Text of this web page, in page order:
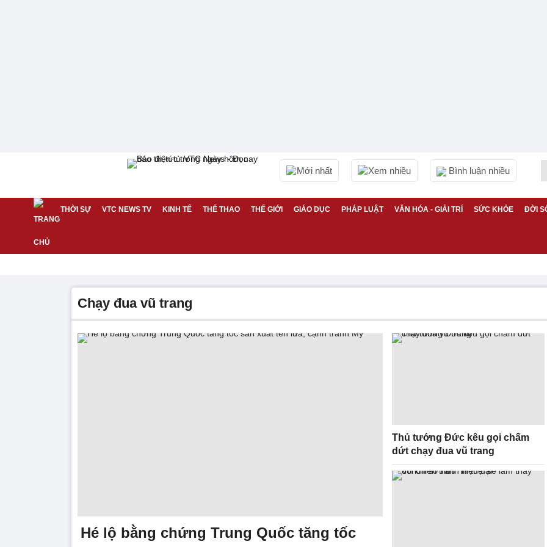
Mới nhất Xem nhiều Bình luận nhiều
THỜI SỰ VTC NEWS TV KINH TẾ THỂ THAO THẾ GIỚI GIÁO DỤC PHÁP LUẬT VĂN HÓA - GIẢI TRÍ SỨC KHỎE ĐỜI
Chạy đua vũ trang
Hé lộ bằng chứng Trung Quốc tăng tốc
Thủ tướng Đức kêu gọi chấm
dứt chạy đua vũ trang